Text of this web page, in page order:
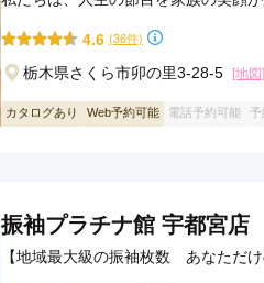
4.6 (36件)
栃木県さくら市卯の里3-28-5
[地図]
カタログあり Web予約可能 電話予約可能 予
振袖プラチナ館 宇都宮店
【地域最大級の振袖枚数 あなただけ